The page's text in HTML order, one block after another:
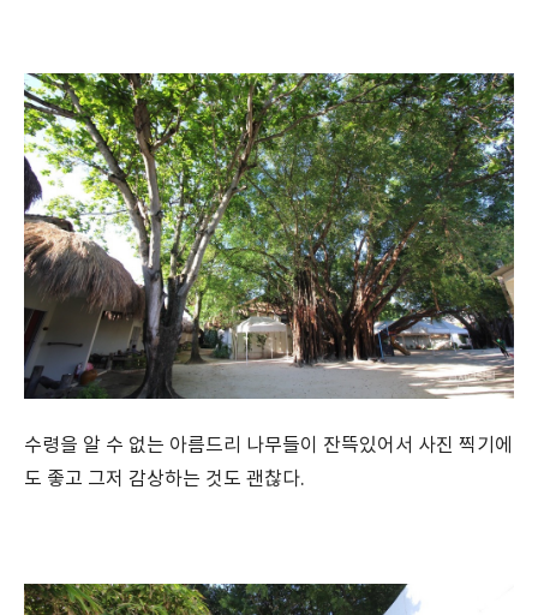
수령을 알 수 없는 아름드리 나무들이 잔뜩있어서 사진 찍기에
도 좋고 그저 감상하는 것도 괜찮다.